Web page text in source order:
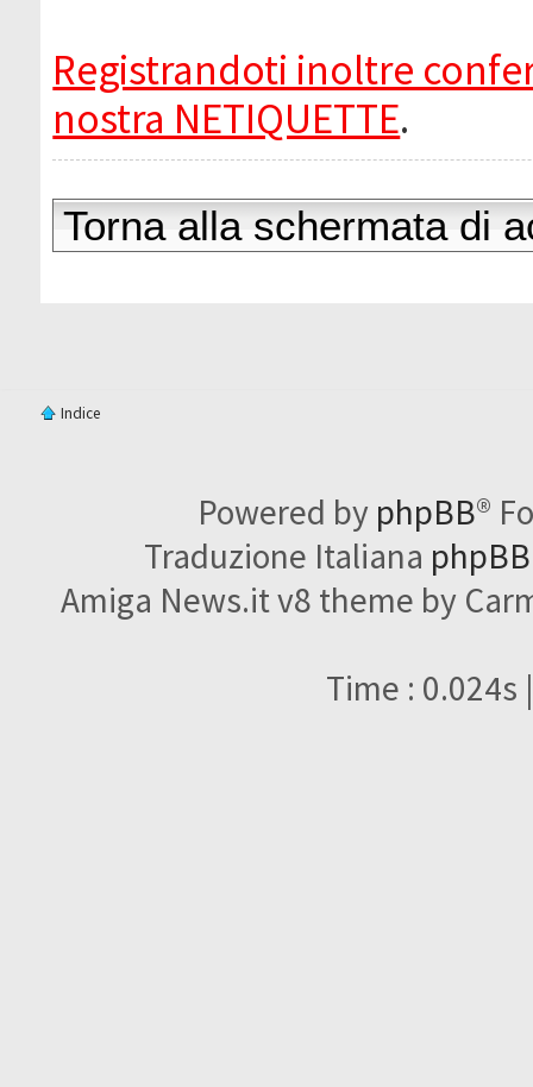
Registrandoti inoltre
nostra NETIQUETTE.
Torna alla schermata di
Indice
Powered by phpBB®
Traduzione Italiana
Amiga News.it v8 theme by
Time : 0.024s